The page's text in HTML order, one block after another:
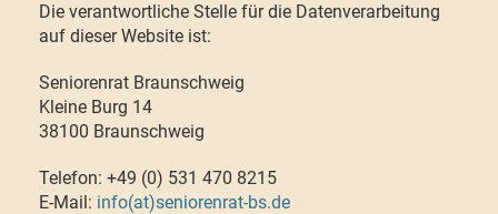
Die verantwortliche Stelle für die Datenverarbeitung
auf dieser Website ist:
Seniorenrat Braunschweig
Kleine Burg 14
38100 Braunschweig
Telefon: +49 (0) 531 470 8215
E-Mail: info(at)seniorenrat-bs.de